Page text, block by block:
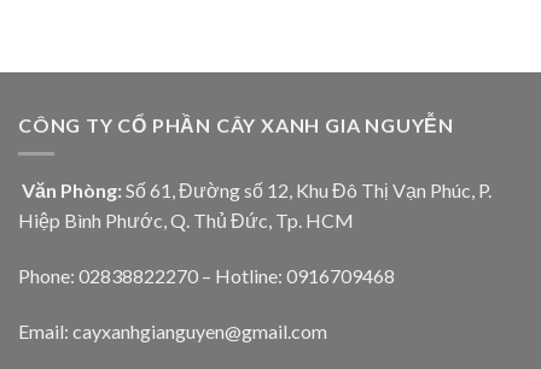
CÔNG TY CỔ PHẦN CÂY XANH GIA NGUYỄN
Văn Phòng: Số 61, Đường số 12, Khu Đô Thị Vạn Phúc, P.
Hiệp Bình Phước, Q. Thủ Đức, Tp. HCM
Phone: 02838822270 – Hotline: 0916709468
Email: cayxanhgianguyen@gmail.com